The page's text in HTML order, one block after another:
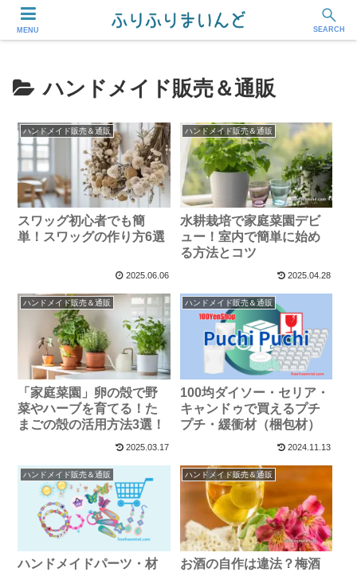
フリーランス・副業ワーカー応援メディア
ハンドメイド販売＆通販
ハンドメイド販売＆通販
スワッグ初心者でも簡
単！スワッグの作り方6選
2025.06.06
ハンドメイド販売＆通販
水耕栽培で家庭菜園デビ
ュー！室内で簡単に始め
る方法とコツ
2025.04.28
ハンドメイド販売＆通販
「家庭菜園」卵の殻で野
菜やハーブを育てる！た
まごの殻の活用方法3選！
2025.03.17
ハンドメイド販売＆通販
100均ダイソー・セリア・
キャンドゥで買えるプチ
プチ・緩衝材（梱包材）
2024.11.13
ハンドメイド販売＆通販
ハンドメイドパーツ・材
ハンドメイド販売＆通販
お酒の自作は違法？梅酒
MENU SEARCH